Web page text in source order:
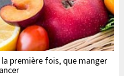
première fois, que manger